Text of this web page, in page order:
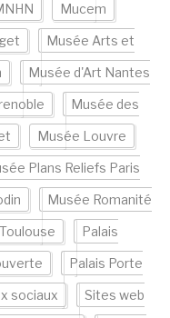
Mucem
Musée Arts et
Musée d'Art Nantes
Musée des
Musée Louvre
Plans Reliefs Paris
Musée Romanité
Palais
Palais Porte
sociaux Sites web